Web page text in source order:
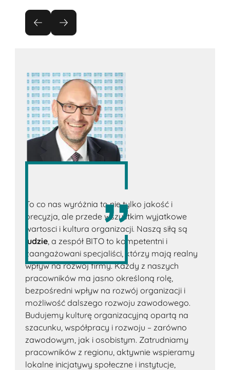
To co nas wyróżnia to nie tylko jakość i
precyzja, ale przede wszystkim wyjatkowe
wartosci i kultura organizacji. Naszą siłą są
ludzie , a zespół BITO to kompetentni i
zaangażowani specjaliści, którzy mają realny
wpływ na rozwój firmy. Każdy z naszych
pracowników ma jasno określoną rolę,
bezpośredni wpływ na rozwój organizacji i
możliwość dalszego rozwoju zawodowego.
Budujemy kulturę organizacyjną opartą na
szacunku, współpracy i rozwoju – zarówno
zawodowym, jak i osobistym. Zatrudniamy
pracowników z regionu, aktywnie wspieramy
lokalne inicjatywy społeczne i instytucje,